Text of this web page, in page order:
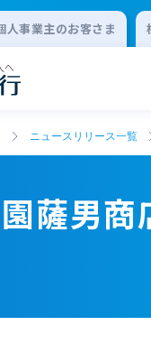
人事業主のお客さま
ニュースリリース一覧
薩男